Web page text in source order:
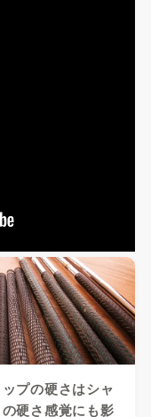
プの硬さはシャ
硬さ感覚にも影